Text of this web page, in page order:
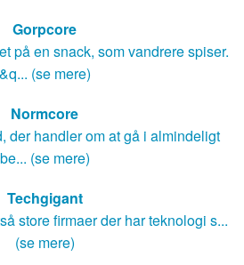
Gorpcore
på en snack, som vandrere spiser.
&q... (se mere)
Normcore
der handler om at gå i almindeligt
be... (se mere)
Techgigant
store firmaer der har teknologi s...
(se mere)